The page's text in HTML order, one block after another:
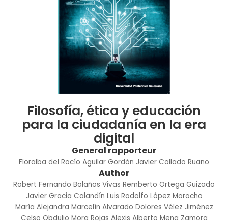
Filosofía, ética y educación
para la ciudadanía en la era
digital
General rapporteur
Floralba del Rocío Aguilar Gordón Javier Collado Ruano
Author
Robert Fernando Bolaños Vivas Remberto Ortega Guizado
Javier Gracia Calandín Luis Rodolfo López Morocho
María Alejandra Marcelín Alvarado Dolores Vélez Jiménez
Celso Obdulio Mora Rojas Alexis Alberto Mena Zamora